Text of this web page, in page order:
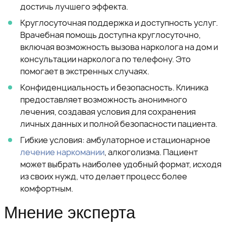
достичь лучшего эффекта.
Круглосуточная поддержка и доступность услуг.
Врачебная помощь доступна круглосуточно,
включая возможность вызова нарколога на дом и
консультации нарколога по телефону. Это
помогает в экстренных случаях.
Конфиденциальность и безопасность. Клиника
предоставляет возможность анонимного
лечения, создавая условия для сохранения
личных данных и полной безопасности пациента.
Гибкие условия: амбулаторное и стационарное
лечение наркомании, алкоголизма. Пациент
может выбрать наиболее удобный формат, исходя
из своих нужд, что делает процесс более
комфортным.
Мнение эксперта